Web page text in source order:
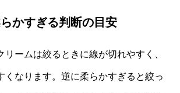
かすぎる判断の目安
リームは絞るときに線が切れやすく、
くなります。逆に柔らかすぎると絞っ